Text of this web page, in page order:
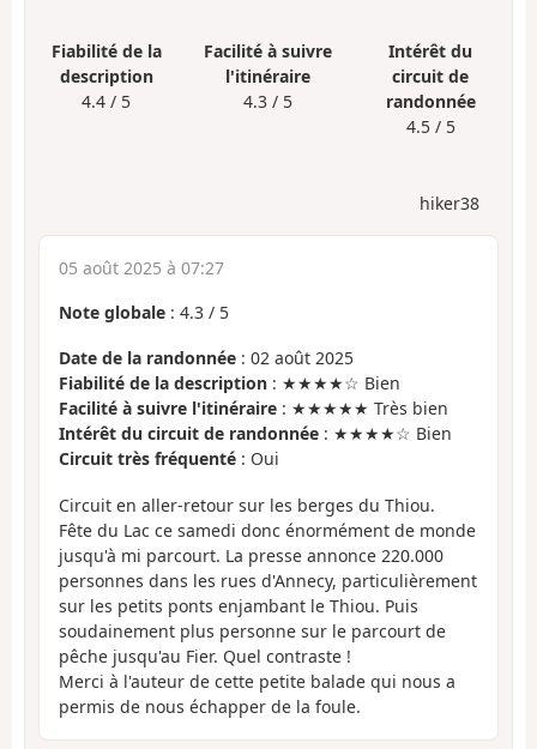
Fiabilité de la
description
4.4 / 5
Facilité à suivre
l'itinéraire
4.3 / 5
Intérêt du
circuit de
randonnée
4.5 / 5
hiker38
05 août 2025 à 07:27
Note globale : 4.3 / 5
Date de la randonnée : 02 août 2025
Fiabilité de la description : ★★★★☆ Bien
Facilité à suivre l'itinéraire : ★★★★★ Très bien
Intérêt du circuit de randonnée : ★★★★☆ Bien
Circuit très fréquenté : Oui
Circuit en aller-retour sur les berges du Thiou.
Fête du Lac ce samedi donc énormément de monde
jusqu'à mi parcourt. La presse annonce 220.000
personnes dans les rues d'Annecy, particulièrement
sur les petits ponts enjambant le Thiou. Puis
soudainement plus personne sur le parcourt de
pêche jusqu'au Fier. Quel contraste !
Merci à l'auteur de cette petite balade qui nous a
permis de nous échapper de la foule.